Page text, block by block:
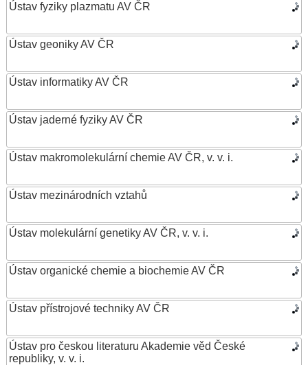
Ústav fyziky plazmatu AV ČR
Ústav geoniky AV ČR
Ústav informatiky AV ČR
Ústav jaderné fyziky AV ČR
Ústav makromolekulární chemie AV ČR, v. v. i.
Ústav mezinárodních vztahů
Ústav molekulární genetiky AV ČR, v. v. i.
Ústav organické chemie a biochemie AV ČR
Ústav přístrojové techniky AV ČR
Ústav pro českou literaturu Akademie věd České
republiky, v. v. i.